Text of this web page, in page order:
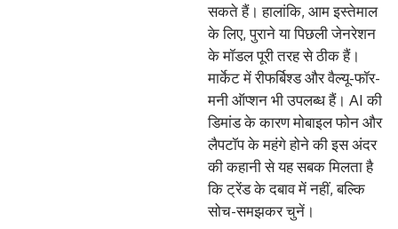
सकते हैं। हालांकि, आम इस्तेमाल
के लिए, पुराने या पिछली जेनरेशन
के मॉडल पूरी तरह से ठीक हैं।
मार्केट में रीफर्बिश्ड और वैल्यू-फॉर-
मनी ऑप्शन भी उपलब्ध हैं। AI की
डिमांड के कारण मोबाइल फोन और
लैपटॉप के महंगे होने की इस अंदर
की कहानी से यह सबक मिलता है
कि ट्रेंड के दबाव में नहीं, बल्कि
सोच-समझकर चुनें।